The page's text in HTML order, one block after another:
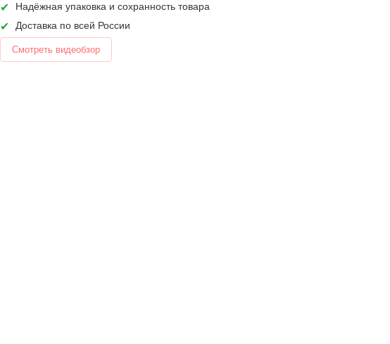
Надёжная упаковка и сохранность товара
Доставка по всей России
Смотреть видеобзор